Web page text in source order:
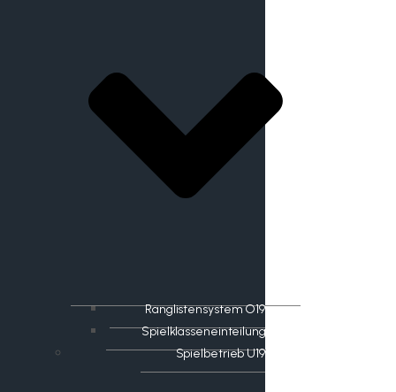
Ranglistensystem O19
Spielklasseneinteilung
Spielbetrieb U19